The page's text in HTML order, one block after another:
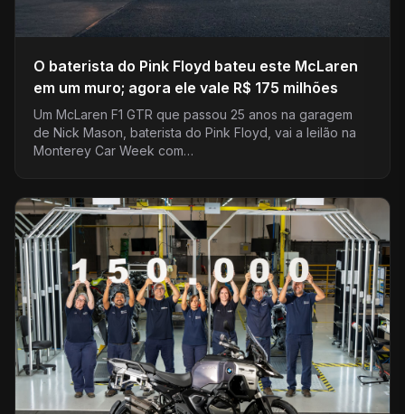
O baterista do Pink Floyd bateu este McLaren
em um muro; agora ele vale R$ 175 milhões
Um McLaren F1 GTR que passou 25 anos na garagem
de Nick Mason, baterista do Pink Floyd, vai a leilão na
Monterey Car Week com…